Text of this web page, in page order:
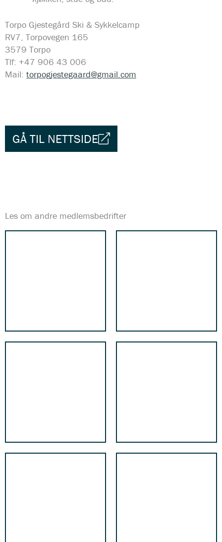
Torpo Gjestegård Ski & Sykkelcamp
RV7, Torpovegen 165
3579 Torpo
Tlf: +47 906 43 006
Mail: torpogjestegaard@gmail.com
GÅ TIL NETTSIDE
Les om andre medlemsbedrifter